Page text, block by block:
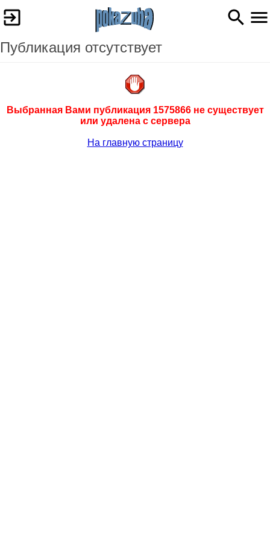
Публикация отсутствует
Выбранная Вами публикация 1575866 не существует
или удалена с сервера
На главную страницу